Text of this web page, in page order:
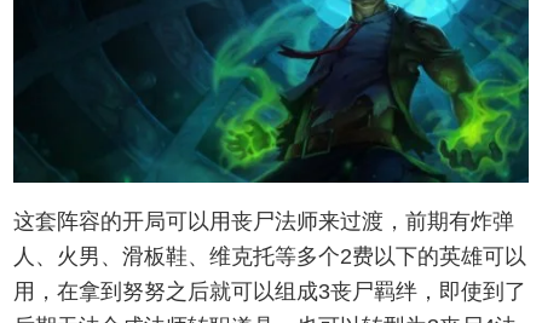
这套阵容的开局可以用丧尸法师来过渡，前期有炸弹
人、火男、滑板鞋、维克托等多个2费以下的英雄可以
用，在拿到努努之后就可以组成3丧尸羁绊，即使到了